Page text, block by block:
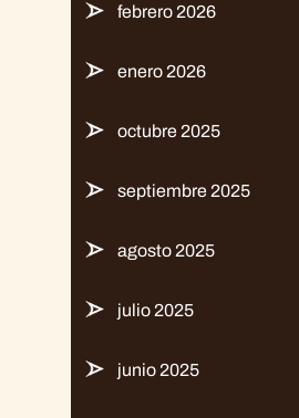
febrero 2026
enero 2026
octubre 2025
septiembre 2025
agosto 2025
julio 2025
junio 2025